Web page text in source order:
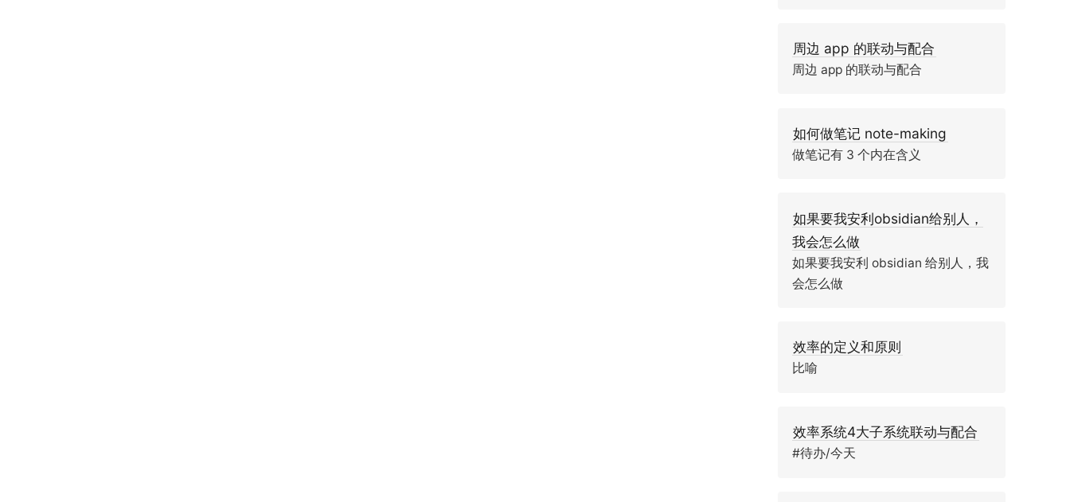
周边 app 的联动与配合
周边 app 的联动与配合
如何做笔记 note-making
做笔记有 3 个内在含义
如果要我安利obsidian给别人，
我会怎么做
如果要我安利 obsidian 给别人，我
会怎么做
效率的定义和原则
比喻
效率系统4大子系统联动与配合
#待办/今天